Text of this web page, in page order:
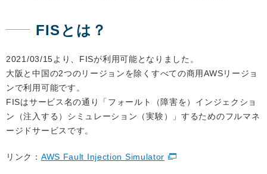
FISとは？
2021/03/15より、FISが利用可能となりました。
大阪と中国の2つのリージョンを除くすべての商用AWSリージョ
ンで利用可能です。
FISはサービス名の通り「フォールト（障害を）インジェクショ
ン（注入する）シミュレーション（実験）」するためのフルマネ
ージドサービスです。
リンク： AWS Fault Injection Simulator